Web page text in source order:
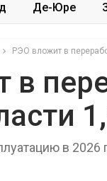
Де-Юре
РЭО вложит в
в 2026